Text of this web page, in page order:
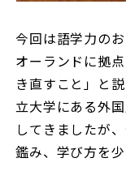
今回は語学力の
オーランドに拠
き直すこと」と
立大学にある外
してきましたが
鑑み、学び方を少